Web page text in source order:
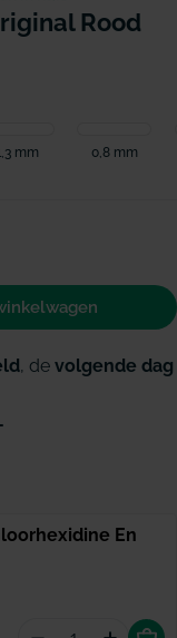
Rood
mm 0,8 mm
TePe
, de volgende dag
En